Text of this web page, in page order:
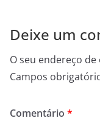
Deixe um
O seu endereço
Campos
Comentário *